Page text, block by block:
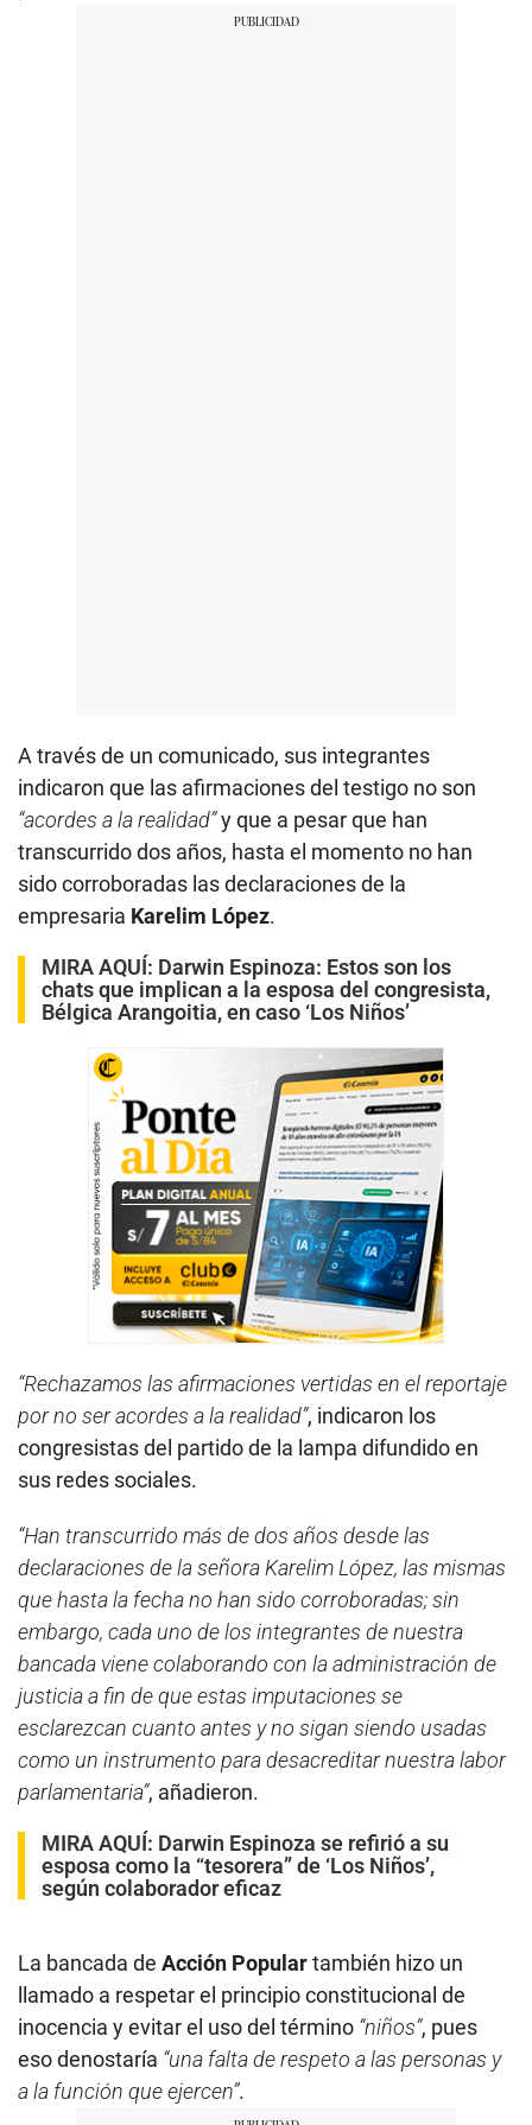
A través de un comunicado, sus integrantes
indicaron que las afirmaciones del testigo no son
“acordes a la realidad”y que a pesar que han
transcurrido dos años, hasta el momento no han
sido corroboradas las declaraciones de la
empresaria Karelim López.
MIRA AQUÍ: Darwin Espinoza: Estos son los
chats que implican a la esposa del congresista,
Bélgica Arangoitia, en caso ‘Los Niños’
“Rechazamos las afirmaciones vertidas en el reportaje
por no ser acordes a la realidad”, indicaron los
congresistas del partido de la lampa difundido en
sus redes sociales.
“Han transcurrido más de dos años desde las
declaraciones de la señora Karelim López, las mismas
que hasta la fecha no han sido corroboradas; sin
embargo, cada uno de los integrantes de nuestra
bancada viene colaborando con la administración de
justicia a fin de que estas imputaciones se
esclarezcan cuanto antes y no sigan siendo usadas
como un instrumento para desacreditar nuestra labor
parlamentaria”, añadieron.
MIRA AQUÍ: Darwin Espinoza se refirió a su
esposa como la “tesorera” de ‘Los Niños’,
según colaborador eficaz
La bancada de Acción Populartambién hizo un
llamado a respetar el principio constitucional de
inocencia y evitar el uso del término “niños”, pues
eso denostaría “una falta de respeto a las personas y
a la función que ejercen”.